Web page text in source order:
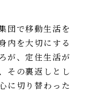
団で移動生活を
内を大切にする
が、定住生活が
その裏返しとし
に切り替わった